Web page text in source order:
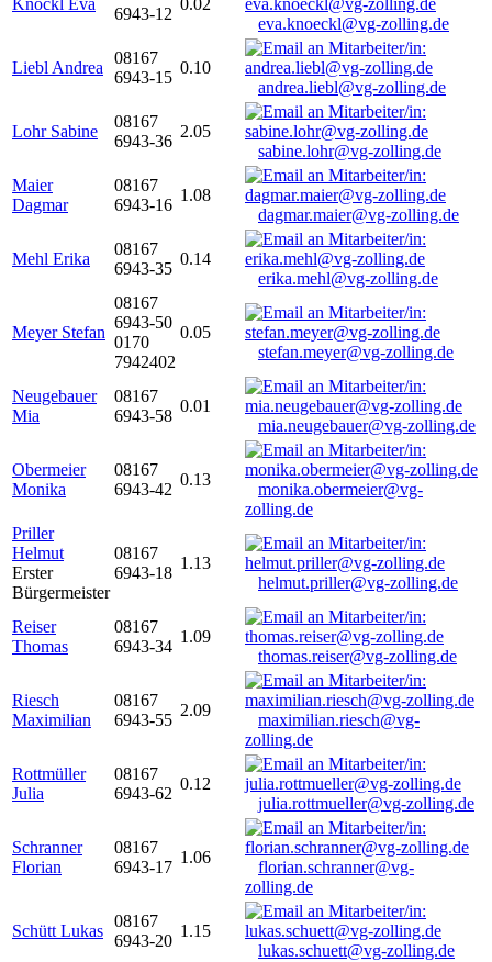
Knöckl Eva
6943-12
0.02
eva.knoeckl@vg-zolling.de
Liebl Andrea
08167
6943-15
0.10
andrea.liebl@vg-zolling.de
Lohr Sabine
08167
6943-36
2.05
sabine.lohr@vg-zolling.de
Maier
Dagmar
08167
6943-16
1.08
dagmar.maier@vg-zolling.de
Mehl Erika
08167
6943-35
0.14
erika.mehl@vg-zolling.de
Meyer Stefan
08167
6943-50
0170
7942402
0.05
stefan.meyer@vg-zolling.de
Neugebauer
Mia
08167
6943-58
0.01
mia.neugebauer@vg-zolling.de
Obermeier
Monika
08167
6943-42
0.13
monika.obermeier@vg-
zolling.de
Priller
Helmut
Erster
Bürgermeister
08167
6943-18
1.13
helmut.priller@vg-zolling.de
Reiser
Thomas
08167
6943-34
1.09
thomas.reiser@vg-zolling.de
Riesch
Maximilian
08167
6943-55
2.09
maximilian.riesch@vg-
zolling.de
Rottmüller
Julia
08167
6943-62
0.12
julia.rottmueller@vg-zolling.de
Schranner
Florian
08167
6943-17
1.06
florian.schranner@vg-
zolling.de
Schütt Lukas
08167
6943-20
1.15
lukas.schuett@vg-zolling.de